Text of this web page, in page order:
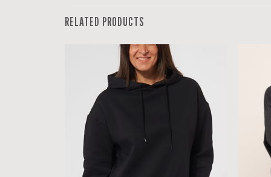
RELATED PRODUCTS